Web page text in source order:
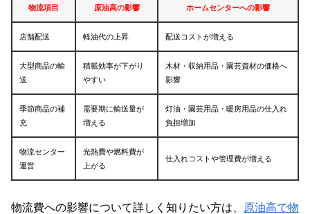
物流項目 原油高の影響 ホームセンターへの影響
店舗配送 軽油代の上昇 配送コストが増える
大型商品の輸
送
積載効率が下がり
やすい
木材・収納用品・園芸資材の価格へ
影響
季節商品の補
充
需要期に輸送量が
増える
灯油・園芸用品・暖房用品の仕入れ
負担増加
物流センター
運営
光熱費や燃料費が
上がる
仕入れコストや管理費が増える
物流費への影響について詳しく知りたい方は、
原油高で物